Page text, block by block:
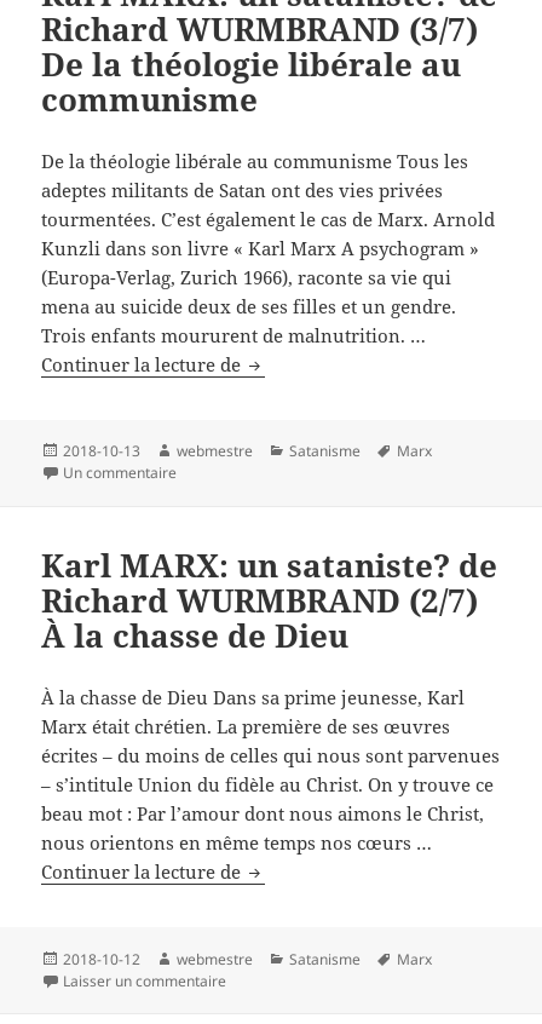
Sous
le
masque
Richard WURMBRAND (3/7)
De la théologie libérale au
communisme
De la théologie libérale au communisme Tous les
adeptes militants de Satan ont des vies privées
tourmentées. C’est également le cas de Marx. Arnold
Kunzli dans son livre « Karl Marx A psychogram »
(Europa-Verlag, Zurich 1966), raconte sa vie qui
mena au suicide deux de ses filles et un gendre.
Trois enfants moururent de malnutrition. …
Continuer la lecture de Karl
sataniste?
(3/7)
De
la
théologie
au
communisme
Publié
le
2018-10-13 Auteur
webmestre Catégories
Satanisme
Mots-
Marx
Un commentaire
Karl MARX: un sataniste? de
Richard WURMBRAND (2/7)
À la chasse de Dieu
À la chasse de Dieu Dans sa prime jeunesse, Karl
Marx était chrétien. La première de ses œuvres
écrites – du moins de celles qui nous sont parvenues
– s’intitule Union du fidèle au Christ. On y trouve ce
beau mot : Par l’amour dont nous aimons le Christ,
nous orientons en même temps nos cœurs …
Continuer la lecture de Karl
sataniste?
Publié
le
2018-10-12 Auteur
webmestre Catégories
Satanisme
Mots-
Marx
Laisser un commentaire